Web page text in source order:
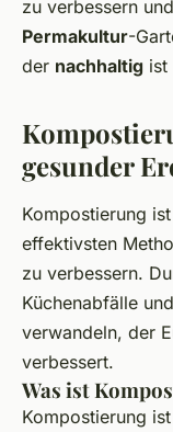
zu verbessern
Permakultur-
der nachhaltig ist
gesunder
Kompostierung
effektivsten
zu verbessern.
Küchenabfälle
verwandeln, der
verbessert.
Was ist
Kompostierung